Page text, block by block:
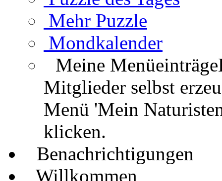
Mehr Puzzle
Mondkalender
Meine Menüeinträge
Mitglieder selbst
Menü 'Mein
klicken.
Benachrichtigungen
Willkommen